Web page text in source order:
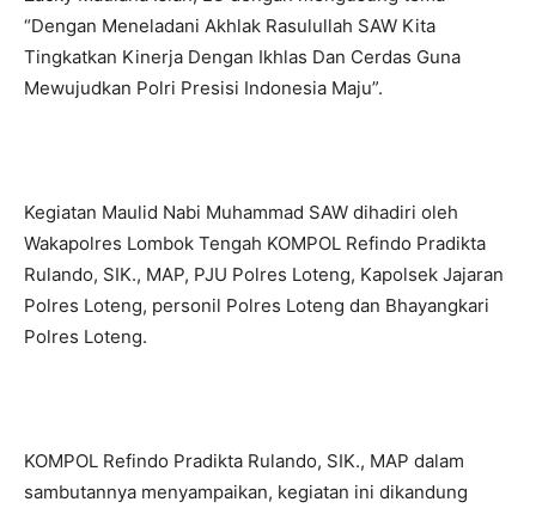
“Dengan Meneladani Akhlak Rasulullah SAW Kita
Tingkatkan Kinerja Dengan Ikhlas Dan Cerdas Guna
Mewujudkan Polri Presisi Indonesia Maju”.
Kegiatan Maulid Nabi Muhammad SAW dihadiri oleh
Wakapolres Lombok Tengah KOMPOL Refindo Pradikta
Rulando, SIK., MAP, PJU Polres Loteng, Kapolsek Jajaran
Polres Loteng, personil Polres Loteng dan Bhayangkari
Polres Loteng.
KOMPOL Refindo Pradikta Rulando, SIK., MAP dalam
sambutannya menyampaikan, kegiatan ini dikandung